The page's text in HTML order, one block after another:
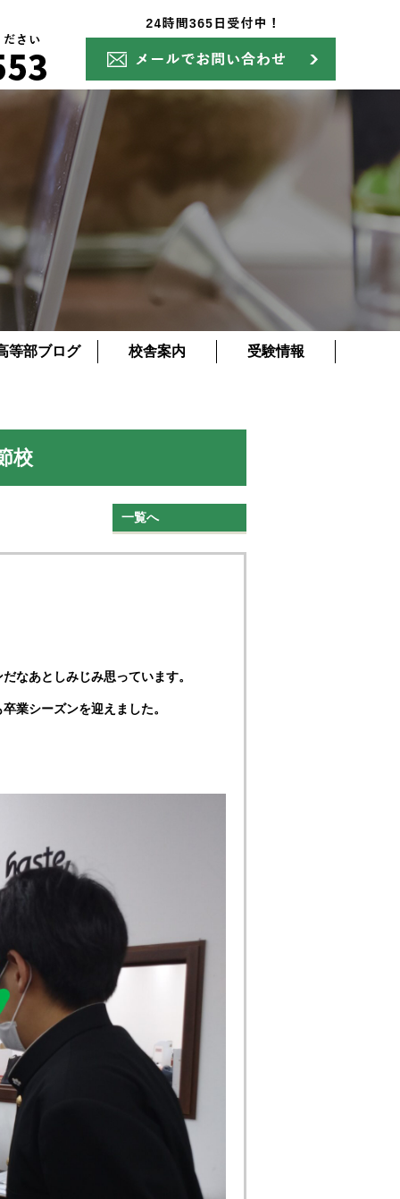
等部ブログ 校舎案内 受験情報
校
一覧へ
なあとしみじみ思っています。
業シーズンを迎えました。